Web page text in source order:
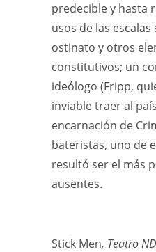
predecible y hasta
usos de las
ostinato y otros
constitutivos; un
ideólogo (Fripp,
inviable traer al
encarnación de
bateristas, uno de
resultó ser el más
ausentes.
Stick Men, Teatro